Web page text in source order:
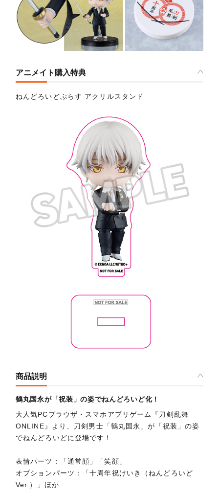
アニメイト購入特典
ねんどろいどぷらす アクリルスタンド
商品説明
鶴丸国永が「祝装」の姿でねんどろいど化！
大人気PCブラウザ・スマホアプリゲーム『刀剣乱舞
ONLINE』より、刀剣男士「鶴丸国永」が「祝装」の姿
でねんどろいどに登場です！
表情パーツ：「通常顔」「笑顔」
オプションパーツ：「十周年祝けいき（ねんどろいど
Ver.）」ほか